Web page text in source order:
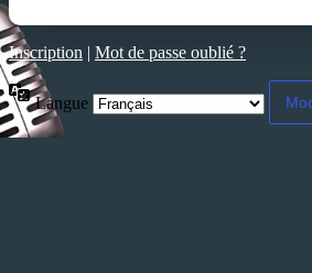
Inscription | Mot de passe oublié ?
Langue